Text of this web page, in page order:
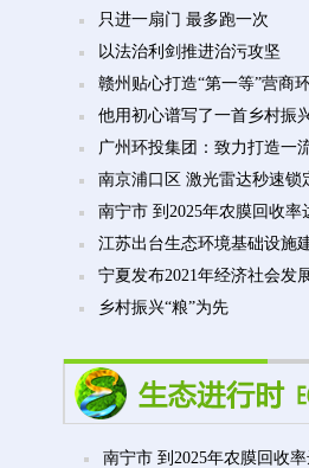
只进一扇门 最多跑一次
以法治利剑推进治污攻坚
赣州贴心打造“第一等”营商
他用初心谱写了一首乡村振
广州环投集团：致力打造一
南京浦口区 激光雷达秒速锁
南宁市 到2025年农膜回收率
江苏出台生态环境基础设施
宁夏发布2021年经济社会发
乡村振兴“粮”为先
南宁市 到2025年农膜回收